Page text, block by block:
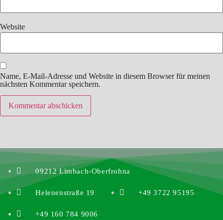
Website
Name, E-Mail-Adresse und Website in diesem Browser für meinen
nächsten Kommentar speichern.
09212 Limbach-Oberfrohna
Helenenstraße 19 +49 3722 95195
+49 160 784 9006